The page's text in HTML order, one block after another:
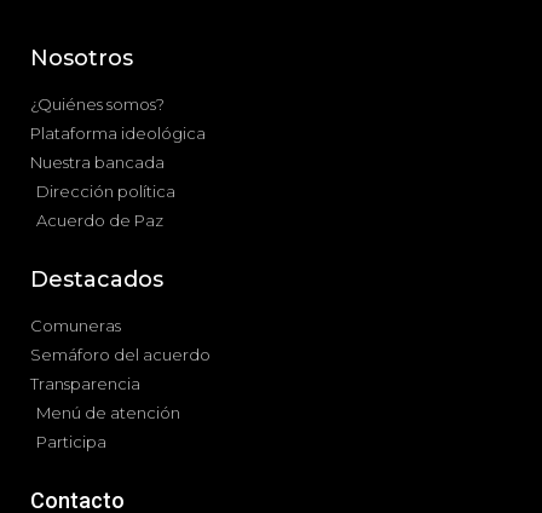
Nosotros
¿Quiénes somos?
Plataforma ideológica
Nuestra bancada
Dirección política
Acuerdo de Paz
Destacados
Comuneras
Semáforo del acuerdo
Transparencia
Menú de atención
Participa
Contacto